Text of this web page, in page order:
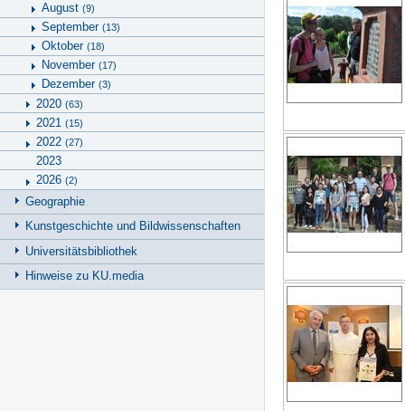
August (9)
September (13)
Oktober (18)
November (17)
Dezember (3)
2020 (63)
2021 (15)
2022 (27)
2023
2026 (2)
Geographie
Kunstgeschichte und Bildwissenschaften
Universitätsbibliothek
Hinweise zu KU.media